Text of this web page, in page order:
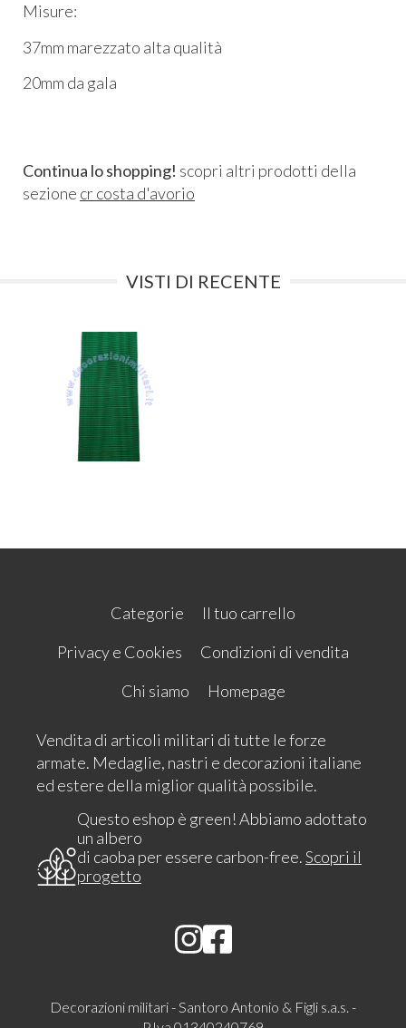
Misure:
37mm marezzato alta qualità
20mm da gala
Continua lo shopping! scopri altri prodotti della
sezione cr costa d'avorio
VISTI DI RECENTE
Categorie
Il tuo carrello
Privacy e Cookies
Condizioni di vendita
Chi siamo
Homepage
Vendita di articoli militari di tutte le forze
armate. Medaglie, nastri e decorazioni italiane
ed estere della miglior qualità possibile.
Questo eshop è green! Abbiamo adottato
un albero
di caoba per essere carbon-free.Scopri il
progetto
Decorazioni militari - Santoro Antonio & Figli s.a.s. -